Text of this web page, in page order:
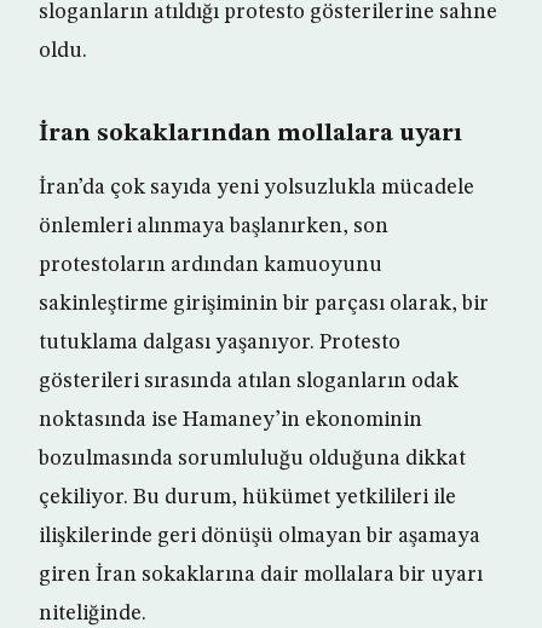
sloganların atıldığı protesto gösterilerine sahne
oldu.
İran sokaklarından mollalara uyarı
İran’da çok sayıda yeni yolsuzlukla mücadele
önlemleri alınmaya başlanırken, son
protestoların ardından kamuoyunu
sakinleştirme girişiminin bir parçası olarak, bir
tutuklama dalgası yaşanıyor. Protesto
gösterileri sırasında atılan sloganların odak
noktasında ise Hamaney’in ekonominin
bozulmasında sorumluluğu olduğuna dikkat
çekiliyor. Bu durum, hükümet yetkilileri ile
ilişkilerinde geri dönüşü olmayan bir aşamaya
giren İran sokaklarına dair mollalara bir uyarı
niteliğinde.